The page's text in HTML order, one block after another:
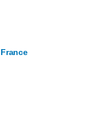
France